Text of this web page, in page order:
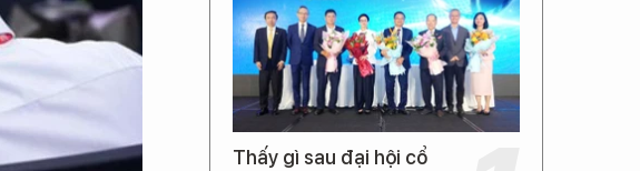
Thấy gì sau đại hội cổ